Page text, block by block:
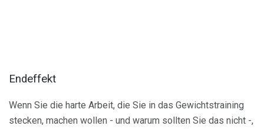
Endeffekt
Wenn Sie die harte Arbeit, die Sie in das Gewichtstraining
stecken, machen wollen - und warum sollten Sie das nicht -,